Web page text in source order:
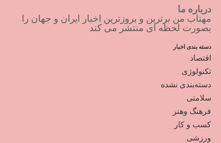
درباره ما
مهتاب من برترین و بروزترین اخبار ایران و جهان را
بصورت لحظه ای منتشر می کند
دسته بندی اخبار
اقتصاد
تکنولوژی
دسته‌بندی نشده
سلامتی
فرهنگ وهنر
کسب و کار
ورزشی